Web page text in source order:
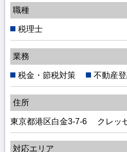
職種
税理士
業務
税金・節税対策 不動産
住所
東京都港区白金3-7-6 クレッ
対応エリア